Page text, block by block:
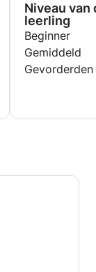
Niveau van
leerling
Beginner
Gemiddeld
Gevorderden